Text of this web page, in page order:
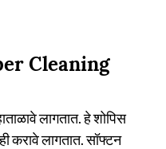
Cleaning
लागतात. हे शोपिस
करावे लागतात. सॉफ्टन